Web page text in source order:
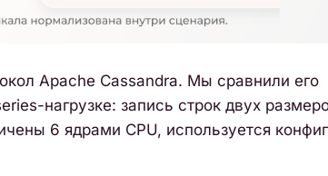
Apache Cassandra. Мы сравнили его
нагрузке: запись строк двух
6 ядрами CPU, используется